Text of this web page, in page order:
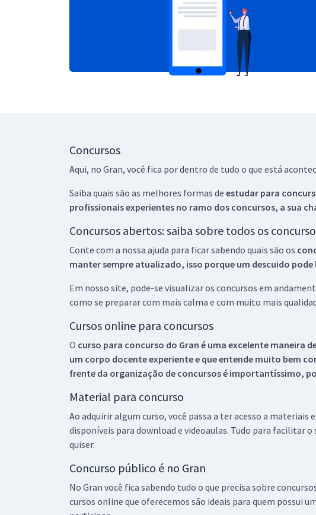
Concursos
Aqui, no Gran, você fica por dentro de tudo o que está
Saiba quais são as melhores formas de estudar para
profissionais experientes no ramo dos concursos, a sua
Concursos abertos: saiba sobre todos os
Conte com a nossa ajuda para ficar sabendo quais são os
manter sempre atualizado, isso porque um descuido
Em nosso site, pode-se visualizar os concursos em
como se preparar com mais calma e com muito mais
Cursos online para concursos
O curso para concurso do Gran é uma excelente maneira
um corpo docente experiente e que entende muito bem
frente da organização de concursos é importantíssimo,
Material para concurso
Ao adquirir algum curso, você passa a ter acesso a
disponíveis para download e videoaulas. Tudo para facilitar
quiser.
Concurso público é no Gran
No Gran você fica sabendo tudo o que precisa sobre
cursos online que oferecemos são ideais para quem possui